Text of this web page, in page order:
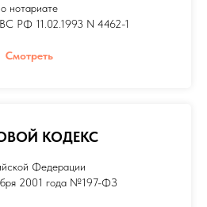
о нотариате
РФ 11.02.1993 N 4462-1
Смотреть
КОДЕКС
Федерации
2001 года №197-ФЗ